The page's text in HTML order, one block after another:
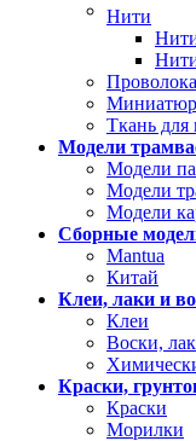
Нити
Проволока
Ткань для
Модели
Модели
Модели
Модели
Сборные
Mantua
Китай
Клеи, лаки и
Клеи
Воски,
Краски,
Краски
Морилки